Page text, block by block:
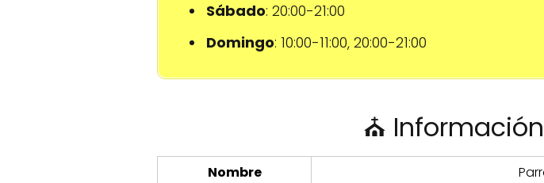
Sábado: 20:00-21:00
Domingo: 10:00-11:00, 20:00-21:00
⛪
Nombre